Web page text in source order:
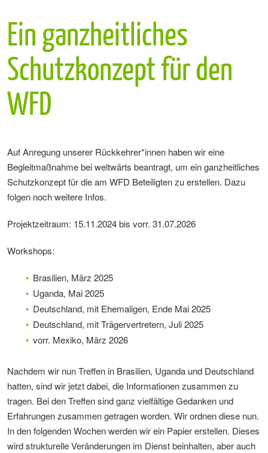
Ein ganzheitliches
Schutzkonzept für den
WFD
Auf Anregung unserer Rückkehrer*innen haben wir eine
Begleitmaßnahme bei weltwärts beantragt, um ein ganzheitliches
Schutzkonzept für die am WFD Beteiligten zu erstellen. Dazu
folgen noch weitere Infos.
Projektzeitraum: 15.11.2024 bis vorr. 31.07.2026
Workshops:
Brasilien, März 2025
Uganda, Mai 2025
Deutschland, mit Ehemaligen, Ende Mai 2025
Deutschland, mit Trägervertretern, Juli 2025
vorr. Mexiko, März 2026
Nachdem wir nun Treffen in Brasilien, Uganda und Deutschland
hatten, sind wir jetzt dabei, die Informationen zusammen zu
tragen. Bei den Treffen sind ganz vielfältige Gedanken und
Erfahrungen zusammen getragen worden. Wir ordnen diese nun.
In den folgenden Wochen werden wir ein Papier erstellen. Dieses
wird strukturelle Veränderungen im Dienst beinhalten, aber auch